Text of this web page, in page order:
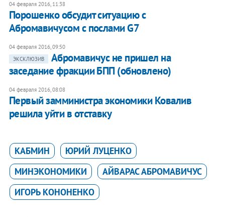
04 февраля 2016, 11:38
Порошенко обсудит ситуацию с
Абромавичусом с послами G7
04 февраля 2016, 09:50
ЭКСКЛЮЗИВ
Абромавичус не пришел на
заседание фракции БПП (обновлено)
04 февраля 2016, 08:08
Первый замминистра экономики Ковалив
решила уйти в отставку
КАБМИН
ЮРИЙ ЛУЦЕНКО
МИНЭКОНОМИКИ
АЙВАРАС АБРОМАВИЧУС
ИГОРЬ КОНОНЕНКО